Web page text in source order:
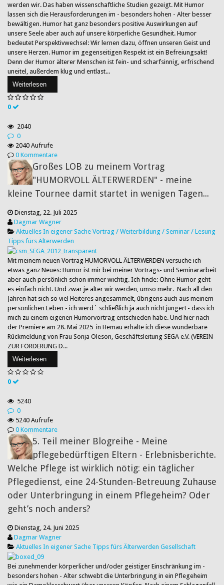
werden wir. Das haben wissenschaftliche Studien gezeigt. Mit Humor
lassen sich die Herausforderungen im - besonders hohen - Alter besser
bewältigen. Humor hat ganz besonders positive Auswirkungen auf
unsere Seele aber auch auf unsere körperliche Gesundheit. Humor
bedeutet Perspektivwechsel: Wir lernen dazu, öffnen unseren Geist und
unsere Herzen. Humor im gegenseitigen Respekt ist ein Befreiungsakt!
Denn der Humor älterer Menschen ist fein- und scharfsinnig, erfrischend
uneitel, außerdem klug und entlast...
Weiterlesen
0
2040
0
2040 Aufrufe
0 Kommentare
Großes LOB zu meinem Vortrag
"HUMORVOLL ÄLTERWERDEN" - meine
kleine Tournee damit startet in wenigen Tagen...
Dienstag, 22. Juli 2025
Dagmar Wagner
Aktuelles In eigener Sache Vortrag / Weiterbildung / Seminar / Lesung
Tipps fürs Älterwerden
Mit meinem neuen Vortrag HUMORVOLL ÄLTERWERDEN versuche ich
etwas ganz Neues: Humor ist mir bei meiner Vortrags- und Seminararbeit
aber auch persönlich schon immer wichtig. Ich finde: Ohne Humor geht
es einfach nicht. Und zwar je älter wir werden, umso mehr. Nach all den
Jahren hat sich so viel Heiteres angesammelt, übrigens auch aus meinem
persönlichen Leben - ich werd´ schließlich ja auch nicht jünger! - dass ich
mich zu einem eigenen Humorvortrag entschieden habe. Und hier nach
der Premiere am 28. Mai 2025 in Hemau erhalte ich diese wunderbare
Rückmeldung von Frau Sonja Oleson, Geschäftsleitung SEGA e.V. (VEREIN
ZUR FÖRDERUNG D...
Weiterlesen
0
5240
0
5240 Aufrufe
0 Kommentare
5. Teil meiner Blogreihe - Meine
pflegebedürftigen Eltern - Erlebnisberichte.
Welche Pflege ist wirklich nötig: ein täglicher
Pflegedienst, eine 24-Stunden-Betreuung Zuhause
oder Unterbringung in einem Pflegeheim? Oder
geht’s noch anders?
Dienstag, 24. Juni 2025
Dagmar Wagner
Aktuelles In eigener Sache Tipps fürs Älterwerden Gesellschaft
Bei zunehmender körperlicher und/oder geistiger Einschränkung im -
besonders hohen - Alter schwebt die Unterbringung in ein Pflegeheim